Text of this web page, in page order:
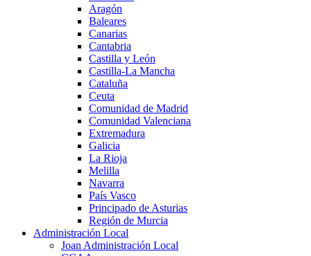
Aragón
Baleares
Canarias
Cantabria
Castilla y León
Castilla-La Mancha
Cataluña
Ceuta
Comunidad de Madrid
Comunidad Valenciana
Extremadura
Galicia
La Rioja
Melilla
Navarra
País Vasco
Principado de Asturias
Región de Murcia
Administración Local
Joan Administración Local